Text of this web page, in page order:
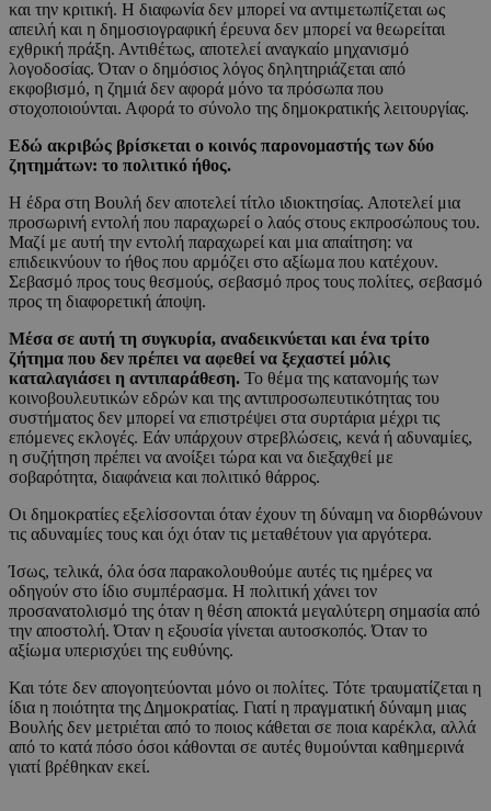
και την κριτική. Η διαφωνία δεν μπορεί να αντιμετωπίζεται ως
απειλή και η δημοσιογραφική έρευνα δεν μπορεί να θεωρείται
εχθρική πράξη. Αντιθέτως, αποτελεί αναγκαίο μηχανισμό
λογοδοσίας. Όταν ο δημόσιος λόγος δηλητηριάζεται από
εκφοβισμό, η ζημιά δεν αφορά μόνο τα πρόσωπα που
στοχοποιούνται. Αφορά το σύνολο της δημοκρατικής λειτουργίας.
Εδώ ακριβώς βρίσκεται ο κοινός παρονομαστής των δύο
ζητημάτων: το πολιτικό ήθος.
Η έδρα στη Βουλή δεν αποτελεί τίτλο ιδιοκτησίας. Αποτελεί μια
προσωρινή εντολή που παραχωρεί ο λαός στους εκπροσώπους του.
Μαζί με αυτή την εντολή παραχωρεί και μια απαίτηση: να
επιδεικνύουν το ήθος που αρμόζει στο αξίωμα που κατέχουν.
Σεβασμό προς τους θεσμούς, σεβασμό προς τους πολίτες, σεβασμό
προς τη διαφορετική άποψη.
Μέσα σε αυτή τη συγκυρία, αναδεικνύεται και ένα τρίτο
ζήτημα που δεν πρέπει να αφεθεί να ξεχαστεί μόλις
καταλαγιάσει η αντιπαράθεση. Το θέμα της κατανομής των
κοινοβουλευτικών εδρών και της αντιπροσωπευτικότητας του
συστήματος δεν μπορεί να επιστρέψει στα συρτάρια μέχρι τις
επόμενες εκλογές. Εάν υπάρχουν στρεβλώσεις, κενά ή αδυναμίες,
η συζήτηση πρέπει να ανοίξει τώρα και να διεξαχθεί με
σοβαρότητα, διαφάνεια και πολιτικό θάρρος.
Οι δημοκρατίες εξελίσσονται όταν έχουν τη δύναμη να διορθώνουν
τις αδυναμίες τους και όχι όταν τις μεταθέτουν για αργότερα.
Ίσως, τελικά, όλα όσα παρακολουθούμε αυτές τις ημέρες να
οδηγούν στο ίδιο συμπέρασμα. Η πολιτική χάνει τον
προσανατολισμό της όταν η θέση αποκτά μεγαλύτερη σημασία από
την αποστολή. Όταν η εξουσία γίνεται αυτοσκοπός. Όταν το
αξίωμα υπερισχύει της ευθύνης.
Και τότε δεν απογοητεύονται μόνο οι πολίτες. Τότε τραυματίζεται η
ίδια η ποιότητα της Δημοκρατίας. Γιατί η πραγματική δύναμη μιας
Βουλής δεν μετριέται από το ποιος κάθεται σε ποια καρέκλα, αλλά
από το κατά πόσο όσοι κάθονται σε αυτές θυμούνται καθημερινά
γιατί βρέθηκαν εκεί.